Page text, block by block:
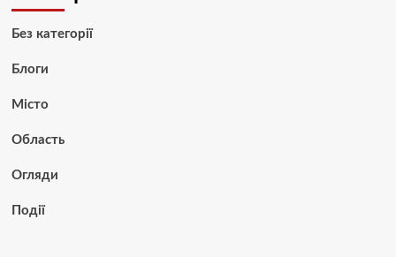
Без категорії
Блоги
Місто
Область
Огляди
Події